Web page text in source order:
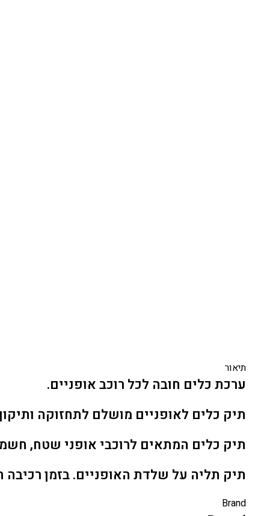
תיאור
ערכת כלים חובה לכל רוכב אופניים.
תיק כלים לאופניים מושלם לתחזוקה
תיק כלים המתאים לרוכבי אופני שטח,
תיק תליה על שלדת האופניים. בזמן
Brand